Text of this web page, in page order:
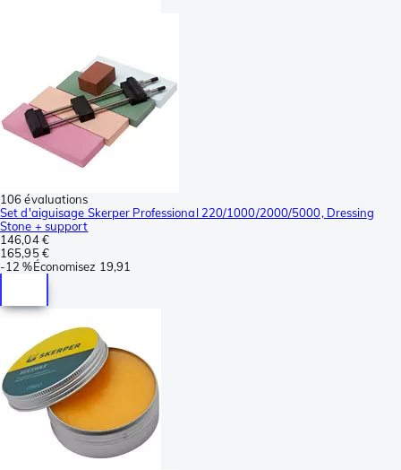
106 évaluations
Set d'aiguisage Skerper Professional 220/1000/2000/5000, Dressing
Stone + support
146,04 €
165,95 €
-12 %Économisez 19,91